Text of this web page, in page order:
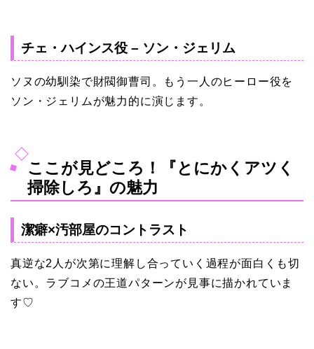
チェ・ハインス役 – ソン・ジェリム
ソヌの幼馴染で財閥御曹司。もう一人のヒーロー役を
ソン・ジェリムが魅力的に演じます。
ここが見どころ！『とにかくアツく
掃除しろ』の魅力
潔癖×汚部屋のコントラスト
真逆な2人が次第に理解し合っていく過程が面白くも切
ない。ラブコメの王道パターンが見事に描かれていま
す♡